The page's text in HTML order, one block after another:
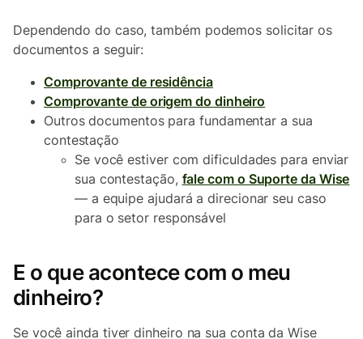
Dependendo do caso, também podemos solicitar os
documentos a seguir:
Comprovante de residência
Comprovante de origem do dinheiro
Outros documentos para fundamentar a sua
contestação
Se você estiver com dificuldades para enviar
sua contestação, fale com o Suporte da Wise
— a equipe ajudará a direcionar seu caso
para o setor responsável
E o que acontece com o meu
dinheiro?
Se você ainda tiver dinheiro na sua conta da Wise